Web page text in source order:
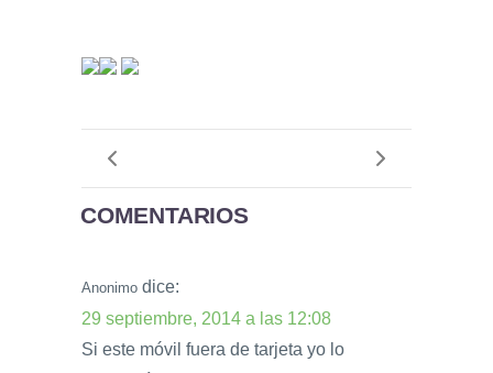
COMENTARIOS
Anonimo dice:
29 septiembre, 2014 a las 12:08
Si este móvil fuera de tarjeta yo lo